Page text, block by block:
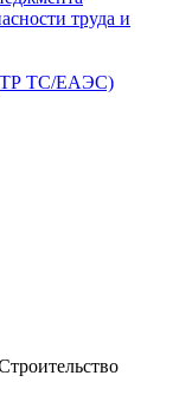
труда и
(ТР ТС/ЕАЭС)